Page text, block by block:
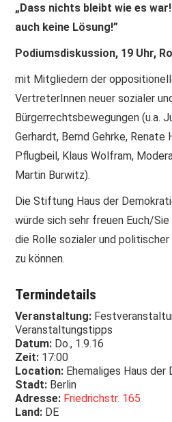
„Dass nichts bleibt wie es
auch keine Lösung!”
Podiumsdiskussion, 19 Uhr,
mit Mitgliedern der
VertreterInnen neuer sozialer
Bürgerrechtsbewegungen (u.a.
Gerhardt, Bernd Gehrke, Renate
Pflugbeil, Klaus Wolfram,
Martin Burwitz).
Die Stiftung Haus der
würde sich sehr freuen Euch/
die Rolle sozialer und
zu können.
Termindetails
Veranstaltung:
Veranstaltungstipps
Datum: Do., 1.9.16
Zeit: 17:00
Location: Ehemaliges Haus der
Stadt: Berlin
Adresse: Friedrichstr. 165
Land: DE